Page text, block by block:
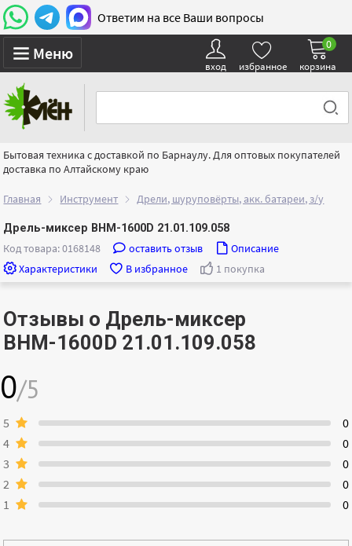
Ответим на все Ваши вопросы
Меню
вход избранное корзина
0
Бытовая техника с доставкой по Барнаулу. Для оптовых покупателей
доставка по Алтайскому краю
Главная Инструмент Дрели, шуруповёрты, акк. батареи, з/у
Дрель-миксер ВНМ-1600D 21.01.109.058
Код товара: 0168148 оставить отзыв
Описание
Характеристики
В избранное 1 покупка
Отзывы о Дрель-миксер
ВНМ-1600D 21.01.109.058
0/5
5
0
4
0
3
0
2
0
1
0